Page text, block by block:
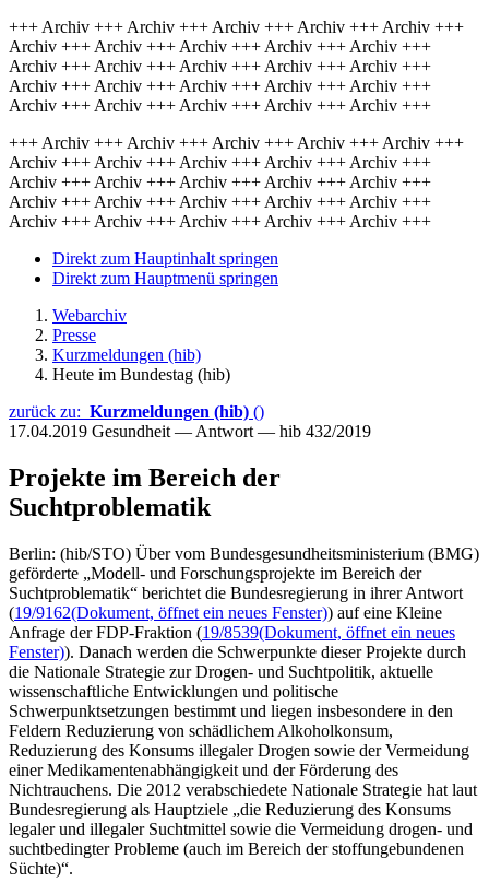
+++ Archiv +++ Archiv +++ Archiv +++ Archiv +++ Archiv +++
Archiv +++ Archiv +++ Archiv +++ Archiv +++ Archiv +++
Archiv +++ Archiv +++ Archiv +++ Archiv +++ Archiv +++
Archiv +++ Archiv +++ Archiv +++ Archiv +++ Archiv +++
Archiv +++ Archiv +++ Archiv +++ Archiv +++ Archiv +++
+++ Archiv +++ Archiv +++ Archiv +++ Archiv +++ Archiv +++
Archiv +++ Archiv +++ Archiv +++ Archiv +++ Archiv +++
Archiv +++ Archiv +++ Archiv +++ Archiv +++ Archiv +++
Archiv +++ Archiv +++ Archiv +++ Archiv +++ Archiv +++
Archiv +++ Archiv +++ Archiv +++ Archiv +++ Archiv +++
Direkt zum Hauptinhalt springen
Direkt zum Hauptmenü springen
Webarchiv
Presse
Kurzmeldungen (hib)
Heute im Bundestag (hib)
zurück zu: Kurzmeldungen (hib) ()
17.04.2019 Gesundheit — Antwort — hib 432/2019
Projekte im Bereich der
Suchtproblematik
Berlin: (hib/STO) Über vom Bundesgesundheitsministerium (BMG)
geförderte „Modell- und Forschungsprojekte im Bereich der
Suchtproblematik“ berichtet die Bundesregierung in ihrer Antwort
(19/9162(Dokument, öffnet ein neues Fenster)) auf eine Kleine
Anfrage der FDP-Fraktion (19/8539(Dokument, öffnet ein neues
Fenster)). Danach werden die Schwerpunkte dieser Projekte durch
die Nationale Strategie zur Drogen- und Suchtpolitik, aktuelle
wissenschaftliche Entwicklungen und politische
Schwerpunktsetzungen bestimmt und liegen insbesondere in den
Feldern Reduzierung von schädlichem Alkoholkonsum,
Reduzierung des Konsums illegaler Drogen sowie der Vermeidung
einer Medikamentenabhängigkeit und der Förderung des
Nichtrauchens. Die 2012 verabschiedete Nationale Strategie hat laut
Bundesregierung als Hauptziele „die Reduzierung des Konsums
legaler und illegaler Suchtmittel sowie die Vermeidung drogen- und
suchtbedingter Probleme (auch im Bereich der stoffungebundenen
Süchte)“.